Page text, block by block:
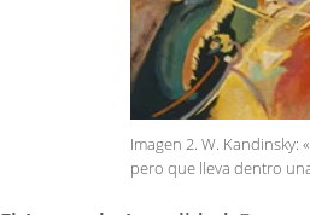
Imagen 2. W.
pero que lleva dentro